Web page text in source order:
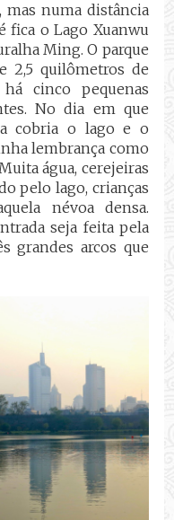
numa distância
fica o Lago Xuanwu
Ming. O parque
2,5 quilômetros de
cinco pequenas
No dia em que
cobria o lago e o
lembrança como
água, cerejeiras
pelo lago, crianças
névoa densa.
seja feita pela
grandes arcos que